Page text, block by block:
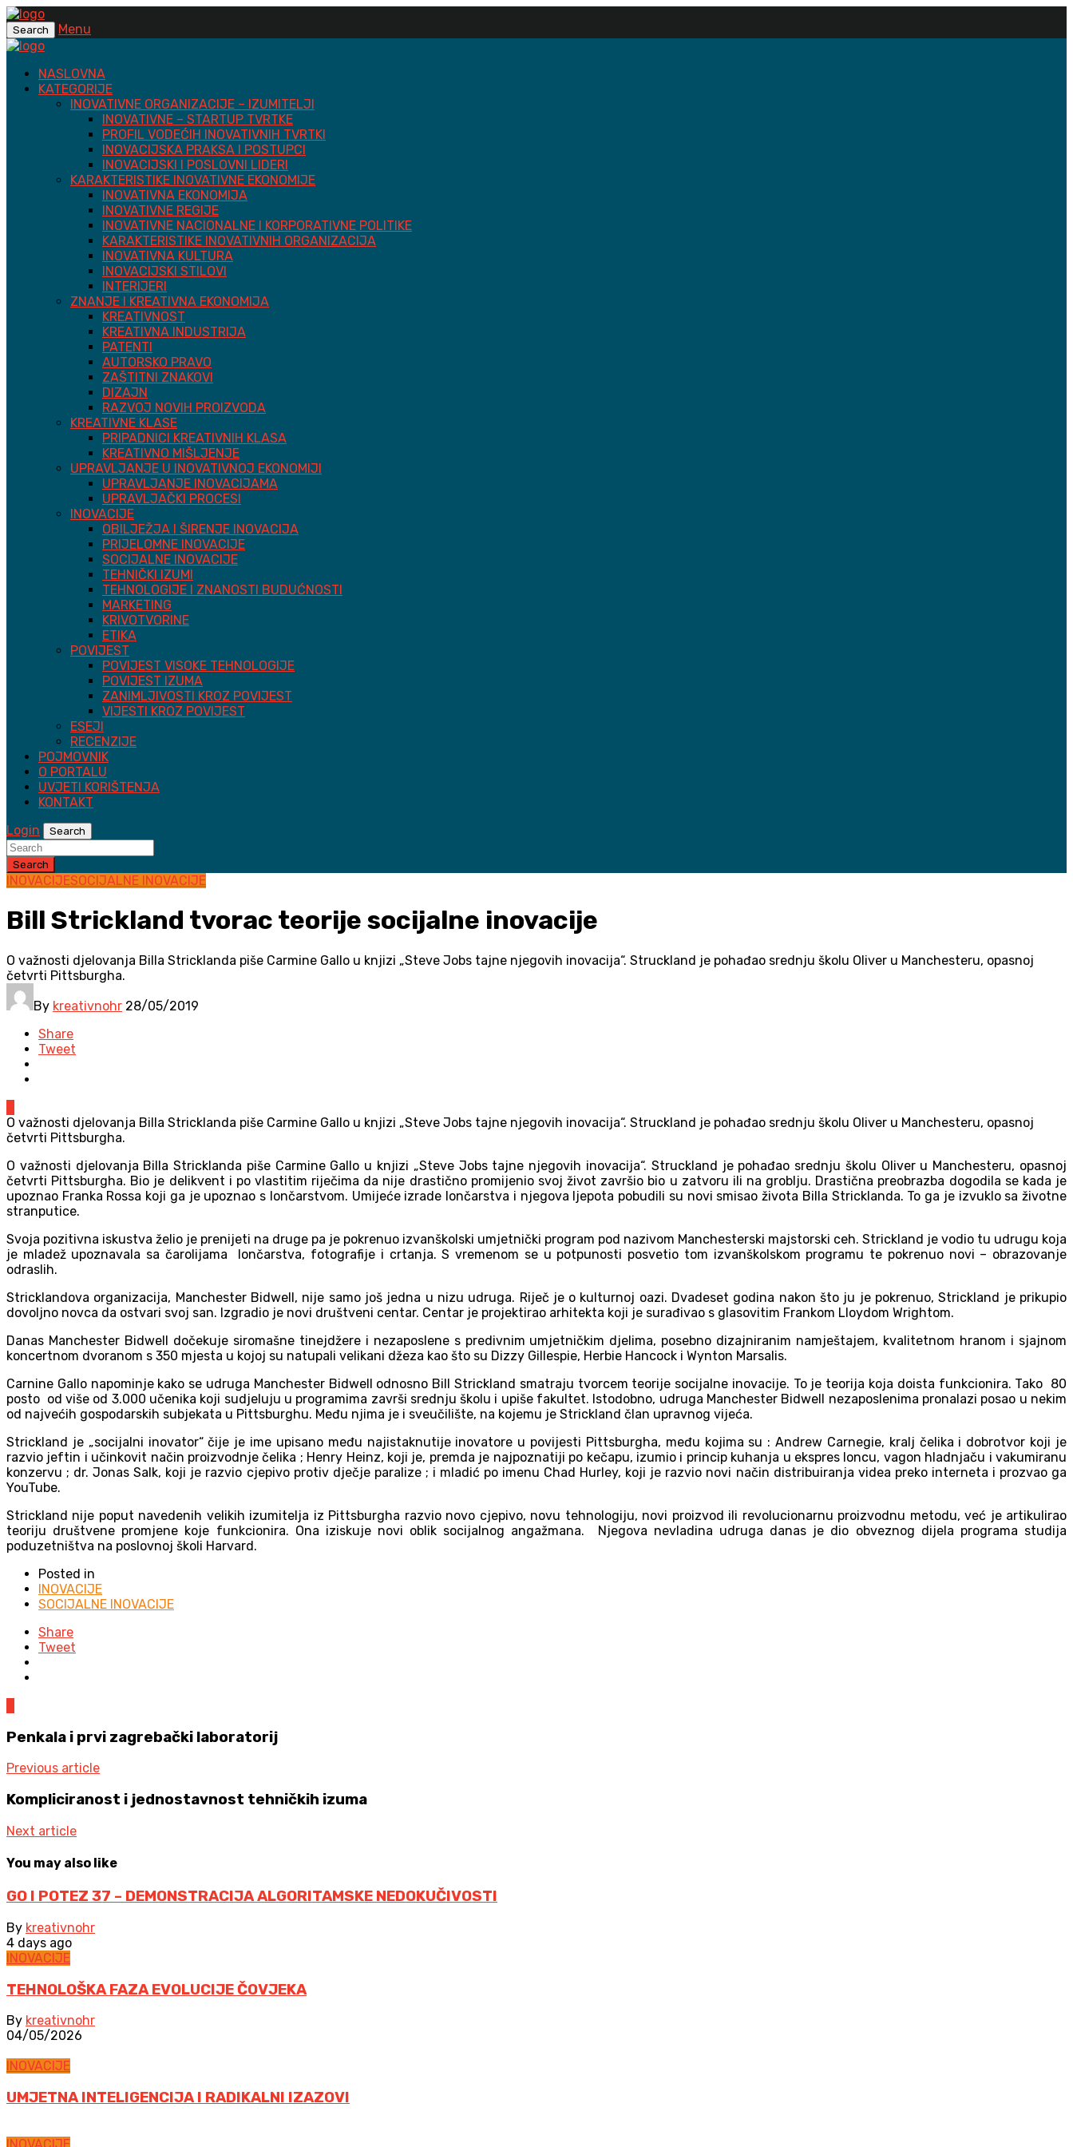
Search Menu
NASLOVNA
KATEGORIJE
INOVATIVNE ORGANIZACIJE – IZUMITELJI
INOVATIVNE – STARTUP TVRTKE
PROFIL VODEĆIH INOVATIVNIH TVRTKI
INOVACIJSKA PRAKSA I POSTUPCI
INOVACIJSKI I POSLOVNI LIDERI
KARAKTERISTIKE INOVATIVNE EKONOMIJE
INOVATIVNA EKONOMIJA
INOVATIVNE REGIJE
INOVATIVNE NACIONALNE I KORPORATIVNE POLITIKE
KARAKTERISTIKE INOVATIVNIH ORGANIZACIJA
INOVATIVNA KULTURA
INOVACIJSKI STILOVI
INTERIJERI
ZNANJE I KREATIVNA EKONOMIJA
KREATIVNOST
KREATIVNA INDUSTRIJA
PATENTI
AUTORSKO PRAVO
ZAŠTITNI ZNAKOVI
DIZAJN
RAZVOJ NOVIH PROIZVODA
KREATIVNE KLASE
PRIPADNICI KREATIVNIH KLASA
KREATIVNO MIŠLJENJE
UPRAVLJANJE U INOVATIVNOJ EKONOMIJI
UPRAVLJANJE INOVACIJAMA
UPRAVLJAČKI PROCESI
INOVACIJE
OBILJEŽJA I ŠIRENJE INOVACIJA
PRIJELOMNE INOVACIJE
SOCIJALNE INOVACIJE
TEHNIČKI IZUMI
TEHNOLOGIJE I ZNANOSTI BUDUĆNOSTI
MARKETING
KRIVOTVORINE
ETIKA
POVIJEST
POVIJEST VISOKE TEHNOLOGIJE
POVIJEST IZUMA
ZANIMLJIVOSTI KROZ POVIJEST
VIJESTI KROZ POVIJEST
ESEJI
RECENZIJE
POJMOVNIK
O PORTALU
UVJETI KORIŠTENJA
KONTAKT
Login
Search
Search
INOVACIJESOCIJALNE INOVACIJE
Bill Strickland tvorac teorije socijalne inovacije
O važnosti djelovanja Billa Stricklanda piše Carmine Gallo u knjizi „Steve Jobs tajne njegovih inovacija“. Struckland je pohađao srednju školu Oliver u Manchesteru, opasnoj
četvrti Pittsburgha.
By kreativnohr 28/05/2019
Share
Tweet
O važnosti djelovanja Billa Stricklanda piše Carmine Gallo u knjizi „Steve Jobs tajne njegovih inovacija“. Struckland je pohađao srednju školu Oliver u Manchesteru, opasnoj
četvrti Pittsburgha.
O važnosti djelovanja Billa Stricklanda piše Carmine Gallo u knjizi „Steve Jobs tajne njegovih inovacija“. Struckland je pohađao srednju školu Oliver u Manchesteru, opasnoj
četvrti Pittsburgha. Bio je delikvent i po vlastitim riječima da nije drastično promijenio svoj život završio bio u zatvoru ili na groblju. Drastična preobrazba dogodila se kada je
upoznao Franka Rossa koji ga je upoznao s lončarstvom. Umijeće izrade lončarstva i njegova ljepota pobudili su novi smisao života Billa Stricklanda. To ga je izvuklo sa životne
stranputice.
Svoja pozitivna iskustva želio je prenijeti na druge pa je pokrenuo izvanškolski umjetnički program pod nazivom Manchesterski majstorski ceh. Strickland je vodio tu udrugu koja
je mladež upoznavala sa čarolijama lončarstva, fotografije i crtanja. S vremenom se u potpunosti posvetio tom izvanškolskom programu te pokrenuo novi – obrazovanje
odraslih.
Stricklandova organizacija, Manchester Bidwell, nije samo još jedna u nizu udruga. Riječ je o kulturnoj oazi. Dvadeset godina nakon što ju je pokrenuo, Strickland je prikupio
dovoljno novca da ostvari svoj san. Izgradio je novi društveni centar. Centar je projektirao arhitekta koji je surađivao s glasovitim Frankom Lloydom Wrightom.
Danas Manchester Bidwell dočekuje siromašne tinejdžere i nezaposlene s predivnim umjetničkim djelima, posebno dizajniranim namještajem, kvalitetnom hranom i sjajnom
koncertnom dvoranom s 350 mjesta u kojoj su natupali velikani džeza kao što su Dizzy Gillespie, Herbie Hancock i Wynton Marsalis.
Carnine Gallo napominje kako se udruga Manchester Bidwell odnosno Bill Strickland smatraju tvorcem teorije socijalne inovacije. To je teorija koja doista funkcionira. Tako 80
posto od više od 3.000 učenika koji sudjeluju u programima završi srednju školu i upiše fakultet. Istodobno, udruga Manchester Bidwell nezaposlenima pronalazi posao u nekim
od najvećih gospodarskih subjekata u Pittsburghu. Među njima je i sveučilište, na kojemu je Strickland član upravnog vijeća.
Strickland je „socijalni inovator“ čije je ime upisano među najistaknutije inovatore u povijesti Pittsburgha, među kojima su : Andrew Carnegie, kralj čelika i dobrotvor koji je
razvio jeftin i učinkovit način proizvodnje čelika ; Henry Heinz, koji je, premda je najpoznatiji po kečapu, izumio i princip kuhanja u ekspres loncu, vagon hladnjaču i vakumiranu
konzervu ; dr. Jonas Salk, koji je razvio cjepivo protiv dječje paralize ; i mladić po imenu Chad Hurley, koji je razvio novi način distribuiranja videa preko interneta i prozvao ga
YouTube.
Strickland nije poput navedenih velikih izumitelja iz Pittsburgha razvio novo cjepivo, novu tehnologiju, novi proizvod ili revolucionarnu proizvodnu metodu, već je artikulirao
teoriju društvene promjene koje funkcionira. Ona iziskuje novi oblik socijalnog angažmana. Njegova nevladina udruga danas je dio obveznog dijela programa studija
poduzetništva na poslovnoj školi Harvard.
Posted in
INOVACIJE
SOCIJALNE INOVACIJE
Share
Tweet
Penkala i prvi zagrebački laboratorij
Previous article
Kompliciranost i jednostavnost tehničkih izuma
Next article
You may also like
GO I POTEZ 37 – DEMONSTRACIJA ALGORITAMSKE NEDOKUČIVOSTI
By kreativnohr
4 days ago
INOVACIJE
TEHNOLOŠKA FAZA EVOLUCIJE ČOVJEKA
By kreativnohr
04/05/2026
INOVACIJE
UMJETNA INTELIGENCIJA I RADIKALNI IZAZOVI